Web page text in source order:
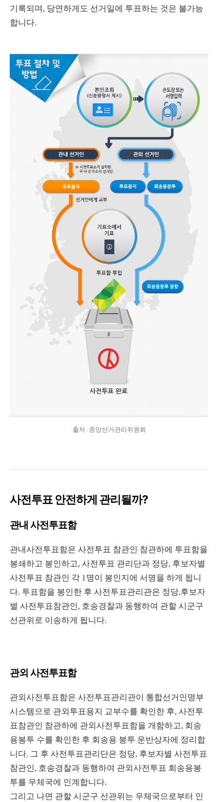
기록되며, 당연하게도 선거일에 투표하는 것은 불가능
합니다.
출처=중앙선거관리위원회
사전투표 안전하게 관리될까?
관내 사전투표함
관내사전투표함은 사전투표 참관인 참관하에 투표함을
봉쇄하고 봉인하고, 사전투표 관리단과 정당, 후보자별
사전투표 참관인 각 1명이 봉인지에 서명을 하게 됩니
다. 투표함을 봉인한 후 사전투표관리관은 정당,후보자
별 사전투표참관인, 호송경찰과 동행하여 관할 시군구
선관위로 이송하게 됩니다.
관외 사전투표함
관외사전투표함은 사전투표관리관이 통합선거인명부
시스템으로 관외투표용지 교부수를 확인한 후, 사전투
표참관인 참관하에 관외사전투표함을 개함하고, 회송
용봉투 수를 확인한 후 회송용 붕투 운반상자에 정리합
니다. 그 후 사전투표관리단은 정당, 후보자별 사전투표
참관인, 호송경찰과 동행하여 관외사전투표 회송용봉
투를 우체국에 인계합니다.
그리고 나면 관할 시군구 선관위는 우체국으로부터 인